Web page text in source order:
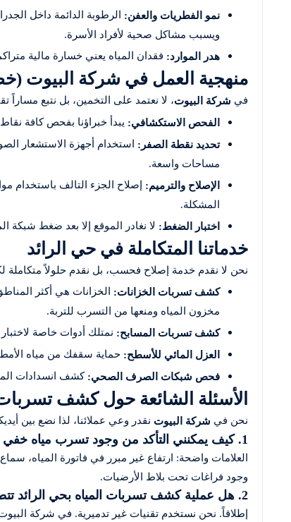
نمو الفطريات والعفن: الرطوبة الدائمة داخل
ويسبب مشاكل صحية لأفراد الأسرة.
هدر الموارد: فقدان المياه يعني خسارة مالية
منهجية العمل في شركة البيوت
في شركة البيوت، لا نعتمد على التخمين، بل نتبع مساراً
الفحص الاستكشافي: يبدأ خبراؤنا بفحص كافة
تحديد نقطة الصفر: استخدام أجهزة الاستشعار
مساحات واسعة.
الإصلاح والترميم: إصلاح الجزء التالف باستخدام
المشكلة.
اختبار الضغط: لا نغادر الموقع إلا بعد ضغط شبكة
خدماتنا المتكاملة في حي الرائد
نحن لا نقدم خدمة إصلاح فحسب، بل نقدم حلولاً
كشف تسربات الخزانات: الخزانات هي أكثر
مخزون المياه ومنعها من التسرب للتربة.
كشف تسربات المسابح: نمتلك أدوات خاصة
العزل المائي للأسطح: حماية سقفك من مياه
فحص شبكات الصرف الصحي: كشف انسدادات
الأسئلة الشائعة حول كشف
نحن في شركة البيوت نقدر وعي عملائنا، لذا نضع بين
1. كيف يمكنني التأكد من وجود تسرب مياه خفي في منزلي؟
العلامات واضحة: ارتفاع غير مبرر في فاتورة المياه،
وجود فراغات تحت بلاط الأرضيات.
2. هل عملية كشف تسربات المياه بحي الرائد تتطلب تكسيراً؟
إطلاقاً. نحن نستخدم تقنيات غير تدميرية. في شركة